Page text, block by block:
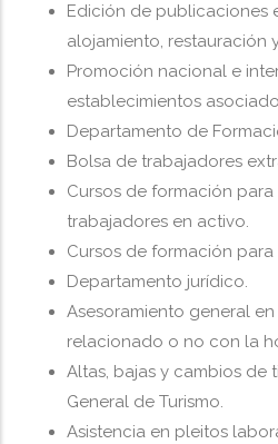
Edición de publicaciones
alojamiento, restauración
Promoción nacional e
establecimientos
Departamento de
Bolsa de trabajadores
Cursos de formación
trabajadores en activo.
Cursos de formación
Departamento jurídico.
Asesoramiento general
relacionado o no con la
Altas, bajas y cambios de
General de Turismo.
Asistencia en pleitos